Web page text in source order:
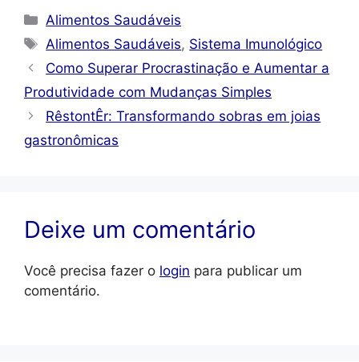
Categorias
Alimentos Saudáveis
Tags
Alimentos Saudáveis, Sistema Imunológico
Como Superar Procrastinação e Aumentar a
Produtividade com Mudanças Simples
RêstontÊr: Transformando sobras em joias
gastronômicas
Deixe um comentário
Você precisa fazer o login para publicar um
comentário.